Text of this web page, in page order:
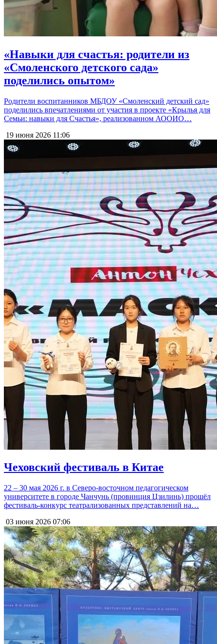
«Навыки для счастья: родители из
«Смоленского детского сада»
поделились опытом»
Родители воспитанников МБДОУ «Смоленский детский сад»
поделились впечатлениями от участия в проекте «Крылья для
Семьи: навыки для Счастья», реализованном АООИО…
19 июня 2026 11:06
Чеховский фестиваль в Китае
22 – 30 мая 2026 г. в Северо-восточном педагогическом
университете в городе Чанчунь (провинция Цзилинь) прошёл
фестиваль-конкурс театрализованных представлений на…
03 июня 2026 07:06